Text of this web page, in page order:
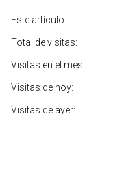
Este artículo:
Total de visitas:
Visitas en el mes:
Visitas de hoy:
Visitas de ayer: